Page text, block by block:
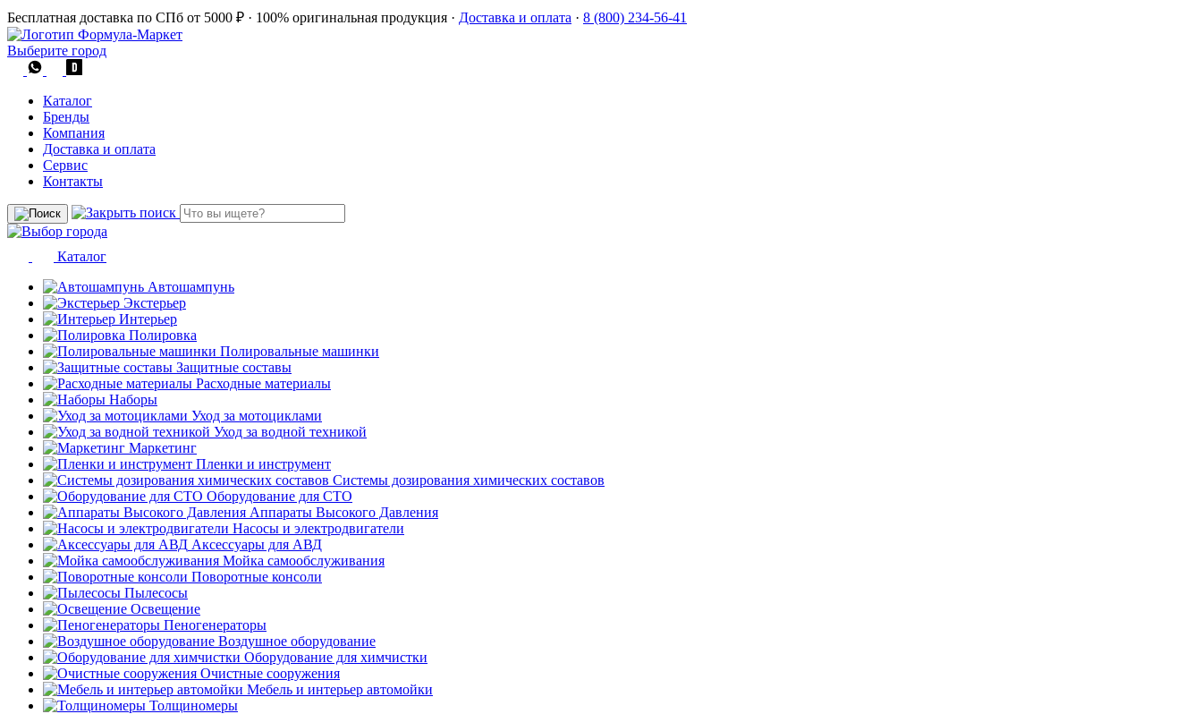
Бесплатная доставка по СПб от 5000 ₽ · 100% оригинальная продукция · Доставка и оплата · 8 (800) 234-56-41
Выберите город
Каталог
Бренды
Компания
Доставка и оплата
Сервис
Контакты
Каталог
Автошампунь
Экстерьер
Интерьер
Полировка
Полировальные машинки
Защитные составы
Расходные материалы
Наборы
Уход за мотоциклами
Уход за водной техникой
Маркетинг
Пленки и инструмент
Системы дозирования химических составов
Оборудование для СТО
Аппараты Высокого Давления
Насосы и электродвигатели
Аксессуары для АВД
Мойка самообслуживания
Поворотные консоли
Пылесосы
Освещение
Пеногенераторы
Воздушное оборудование
Оборудование для химчистки
Очистные сооружения
Мебель и интерьер автомойки
Толщиномеры